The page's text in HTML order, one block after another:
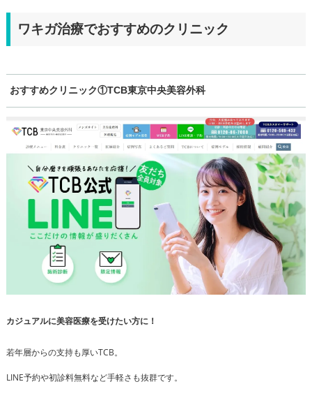
ワキガ治療でおすすめのクリニック
おすすめクリニック①TCB東京中央美容外科
カジュアルに美容医療を受けたい方に！
若年層からの支持も厚いTCB。
LINE予約や初診料無料など手軽さも抜群です。